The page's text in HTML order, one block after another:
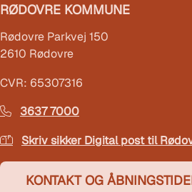
RØDOVRE KOMMUNE
Rødovre Parkvej 150
2610 Rødovre
CVR: 65307316
3637 7000
Skriv sikker Digital post til
KONTAKT OG